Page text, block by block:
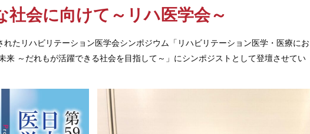
社会に向けて～リハ医学会～
たリハビリテーション医学会シンポジウム「リハビリテーション医学・医療にお
来 ～だれもが活躍できる社会を目指して～」にシンポジストとして登壇させてい